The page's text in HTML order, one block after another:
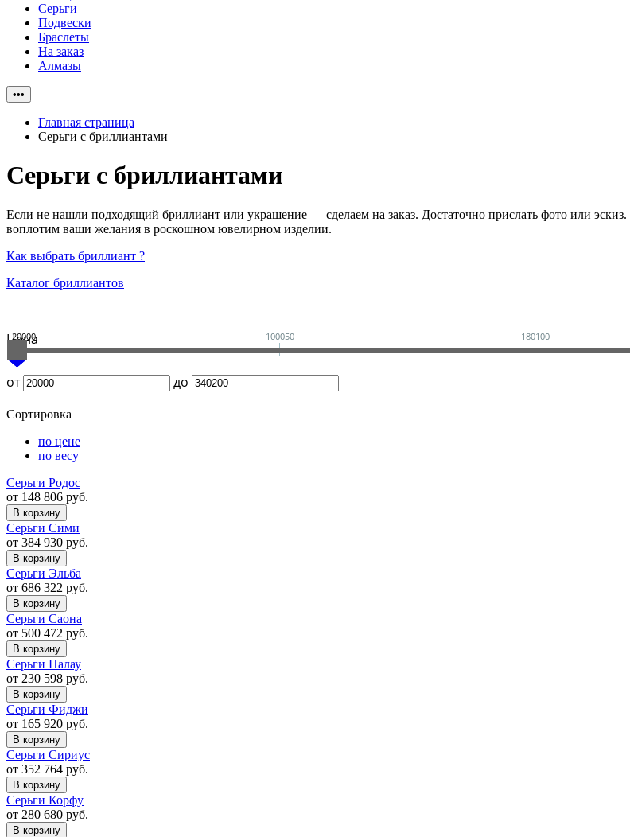
Серьги
Подвески
Браслеты
На заказ
Алмазы
•••
Главная страница
Серьги с бриллиантами
Серьги с бриллиантами
Если не нашли подходящий бриллиант или украшение — сделаем на заказ. Достаточно прислать фото или
воплотим ваши желания в роскошном ювелирном изделии.
Как выбрать бриллиант ?
Каталог бриллиантов
Цена
20000 100050 180100
от до
Сортировка
по цене
по весу
Серьги Родос
от 148 806 руб.
В корзину
Серьги Сими
от 384 930 руб.
В корзину
Серьги Эльба
от 686 322 руб.
В корзину
Серьги Саона
от 500 472 руб.
В корзину
Серьги Палау
от 230 598 руб.
В корзину
Серьги Фиджи
от 165 920 руб.
В корзину
Серьги Сириус
от 352 764 руб.
В корзину
Серьги Корфу
от 280 680 руб.
В корзину